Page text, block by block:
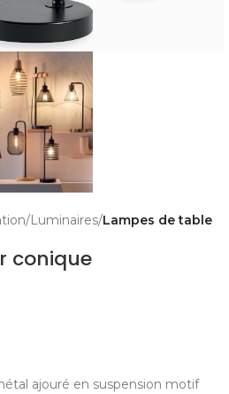
Luminaires Lampes de table
conique
ajouré en suspension motif